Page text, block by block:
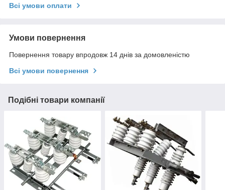
Всі умови оплати
Умови повернення
Повернення товару впродовж 14 днів за домовленістю
Всі умови повернення
Подібні товари компанії